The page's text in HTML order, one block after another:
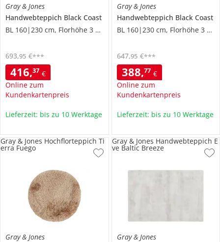
Gray & Jones
Handwebteppich Black Coast
BL 160|230 cm, Florhöhe 3 cm
416,37 €
Online zum
Kundenkartenpreis
693,95 €***
Lieferzeit: bis zu 10 Werktage
Gray & Jones
Handwebteppich Black Coast
BL 160|230 cm, Florhöhe 3 cm
388,77 €
Online zum
Kundenkartenpreis
647,95 €***
Lieferzeit: bis zu 10 Werktage
Gray & Jones
Gray & Jones Hochflorteppich Ti
erra Fuego
Gray & Jones
Gray & Jones Handwebteppich E
ve Baltic Breeze